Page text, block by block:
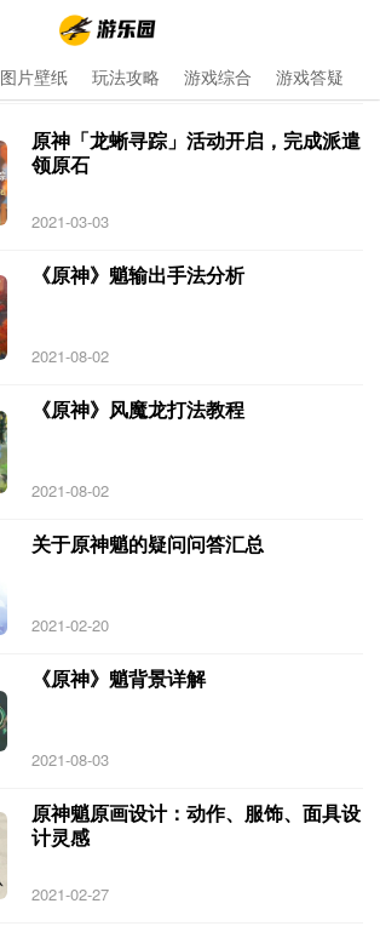
图片壁纸 玩法攻略 游戏综合 游戏答疑
原神追踪 专题 更新于 2021-10-03
原神「龙蜥寻踪」活动开启，完成派遣
领原石
2021-03-03
《原神》魈输出手法分析
2021-08-02
《原神》风魔龙打法教程
2021-08-02
关于原神魈的疑问问答汇总
2021-02-20
《原神》魈背景详解
2021-08-03
原神魈原画设计：动作、服饰、面具设
计灵感
2021-02-27